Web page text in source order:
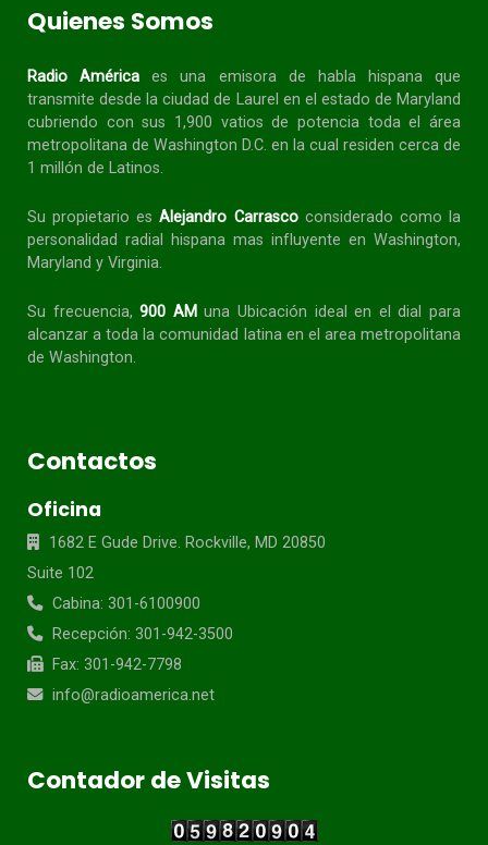
Quienes Somos
Radio América es una emisora de habla hispanaque
transmite desde la ciudad de Laurel en el estado de Maryland
cubriendo con sus 1,900 vatios de potencia toda el área
metropolitana de Washington D.C. en la cual residen cerca de
1 millón de Latinos.
Su propietario esAlejandro Carrascoconsiderado como la
personalidad radial
hispana mas influyente en Washington,
Maryland y Virginia.
Su frecuencia, 900 AM una Ubicación ideal en el dial para
alcanzar a toda lacomunidad latina en el area metropolitana
de Washington.
Contactos
Oficina
1682 E Gude Drive. Rockville, MD 20850
Suite 102
Cabina: 301-6100900
Recepción: 301-942-3500
Fax: 301-942-7798
info@radioamerica.net
Contador de Visitas